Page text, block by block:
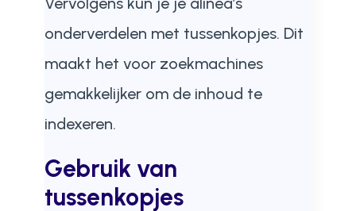
onderverdelen met tussenkopjes. Dit
maakt het voor zoekmachines
gemakkelijker om de inhoud te
indexeren.
Gebruik van
tussenkopjes